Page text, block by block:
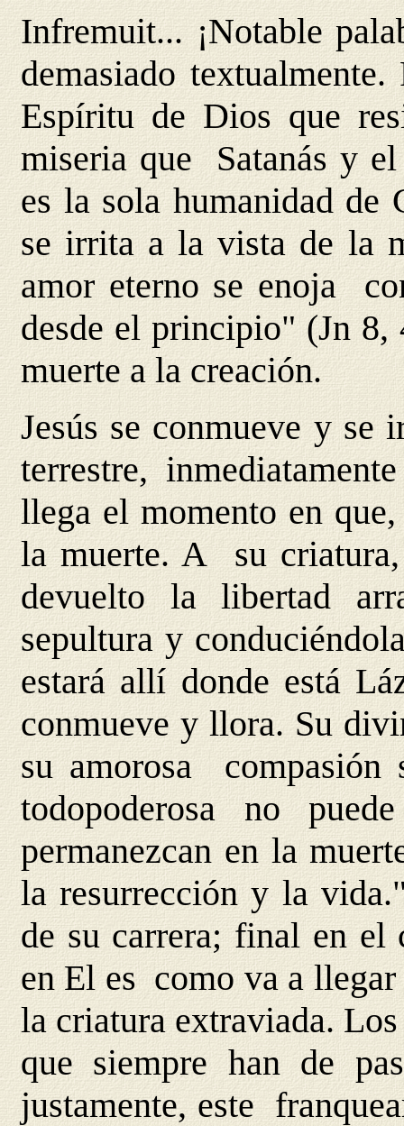
Infremuit... ¡Notable
demasiado
Espíritu de Dios que
miseria que Satanás y
es la sola humanidad
se irrita a la vista de la
amor eterno se enoja
desde el principio" (Jn
muerte a la creación.
Jesús se conmueve y
terrestre,
llega el momento en
la muerte. A su
devuelto la libertad
sepultura y
estará allí donde está
conmueve y llora. Su
su amorosa compasión
todopoderosa no
permanezcan en la
la resurrección y la
de su carrera; final en el
en El es como va a
la criatura extraviada.
que siempre han de
justamente, este